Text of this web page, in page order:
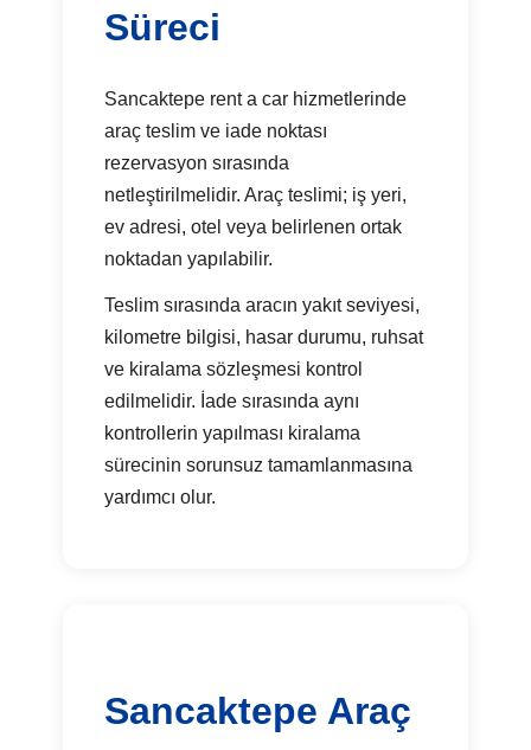
Süreci
Sancaktepe rent a car hizmetlerinde
araç teslim ve iade noktası
rezervasyon sırasında
netleştirilmelidir. Araç teslimi; iş yeri,
ev adresi, otel veya belirlenen ortak
noktadan yapılabilir.
Teslim sırasında aracın yakıt seviyesi,
kilometre bilgisi, hasar durumu, ruhsat
ve kiralama sözleşmesi kontrol
edilmelidir. İade sırasında aynı
kontrollerin yapılması kiralama
sürecinin sorunsuz tamamlanmasına
yardımcı olur.
Sancaktepe Araç